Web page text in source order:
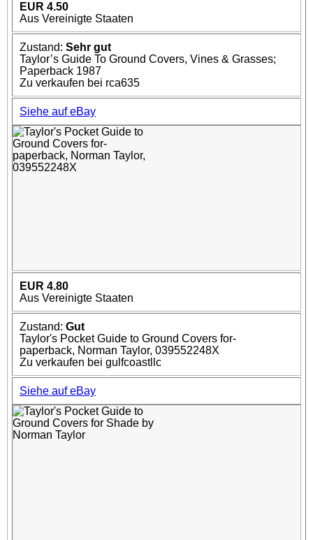
EUR 4.50
Aus Vereinigte Staaten
Zustand: Sehr gut
Taylor’s Guide To Ground Covers, Vines & Grasses;
Paperback 1987
Zu verkaufen bei rca635
Siehe auf eBay
EUR 4.80
Aus Vereinigte Staaten
Zustand: Gut
Taylor's Pocket Guide to Ground Covers for-
paperback, Norman Taylor, 039552248X
Zu verkaufen bei gulfcoastllc
Siehe auf eBay